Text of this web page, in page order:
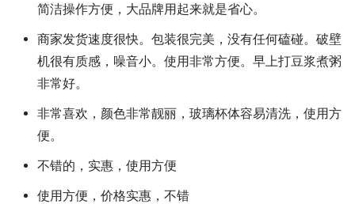
简洁操作方便，大品牌用起来就是省心。
商家发货速度很快。包装很完美，没有任何磕碰。破壁
机很有质感，噪音小。使用非常方便。早上打豆浆煮粥
非常好。
非常喜欢，颜色非常靓丽，玻璃杯体容易清洗，使用方
便。
不错的，实惠，使用方便
使用方便，价格实惠，不错